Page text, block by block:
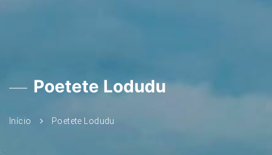
Poetete Lodudu
Início Poetete Lodudu